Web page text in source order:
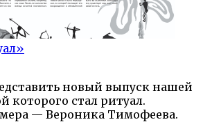
новый выпуск нашей
которого стал ритуал.
— Вероника Тимофеева.